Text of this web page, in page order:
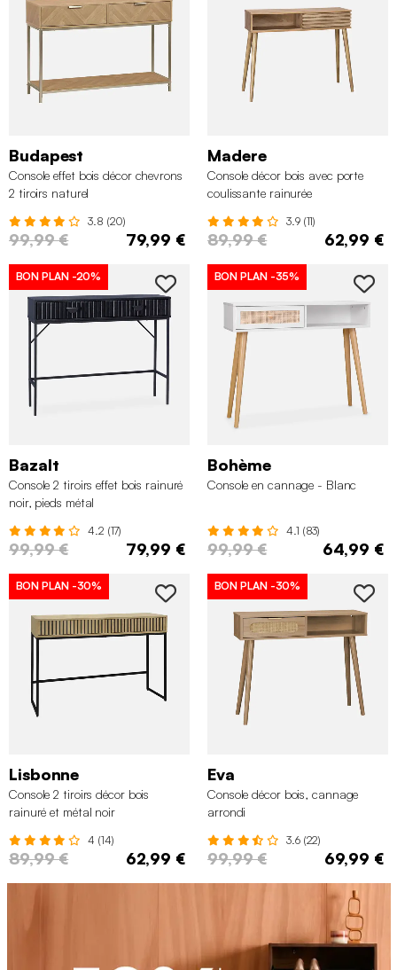
Budapest
Console effet bois décor chevrons
2 tiroirs naturel
3.8 (20)
99,99 € 79,99 €
Madere
Console décor bois avec porte
coulissante rainurée
3.9 (11)
89,99 € 62,99 €
BON PLAN -20%
Bazalt
Console 2 tiroirs effet bois rainuré
noir, pieds métal
4.2 (17)
99,99 € 79,99 €
BON PLAN -35%
Bohème
Console en cannage - Blanc
4.1 (83)
99,99 € 64,99 €
BON PLAN -30%
Lisbonne
Console 2 tiroirs décor bois
rainuré et métal noir
4 (14)
89,99 € 62,99 €
BON PLAN -30%
Eva
Console décor bois, cannage
arrondi
3.6 (22)
99,99 € 69,99 €